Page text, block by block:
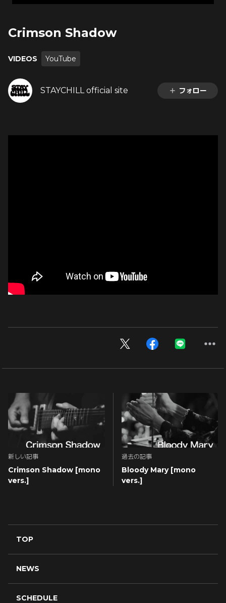
Crimson Shadow
VIDEOS YouTube
STAYCHILL official site フォロー
新しい記事
Crimson Shadow [mono
vers.]
過去の記事
Bloody Mary [mono
vers.]
TOP
NEWS
SCHEDULE